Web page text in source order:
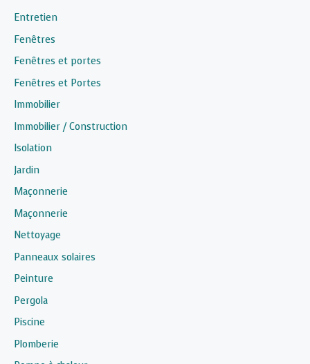
Entretien
Fenêtres
Fenêtres et portes
Fenêtres et Portes
Immobilier
Immobilier / Construction
Isolation
Jardin
Maçonnerie
Maçonnerie
Nettoyage
Panneaux solaires
Peinture
Pergola
Piscine
Plomberie